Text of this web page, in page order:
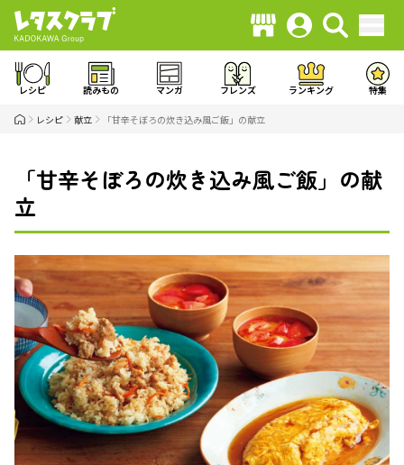
レシピ 読みもの マンガ フレンズ ランキング 特集
レシピ 献立 「甘辛そぼろの炊き込み風ご飯」の献立
「甘辛そぼろの炊き込み風ご飯」の献
立